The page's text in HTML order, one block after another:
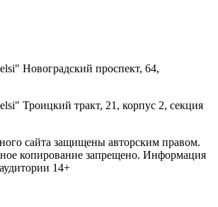
Новоградский проспект, 64,
Троицкий тракт, 21, корпус 2, секция
сайта защищены авторским правом.
копирование запрещено. Информация
14+